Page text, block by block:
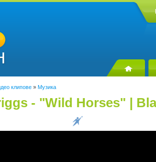
клипове » Музика
- "Wild Horses" |